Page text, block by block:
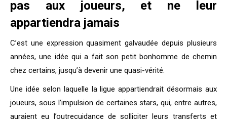
pas aux joueurs, et ne leur
appartiendra jamais
C’est une expression quasiment galvaudée depuis plusieurs
années, une idée qui a fait son petit bonhomme de chemin
chez certains, jusqu’à devenir une quasi-vérité.
Une idée selon laquelle la ligue appartiendrait désormais aux
joueurs, sous l’impulsion de certaines stars, qui, entre autres,
auraient eu l’outrecuidance de solliciter leurs transferts et